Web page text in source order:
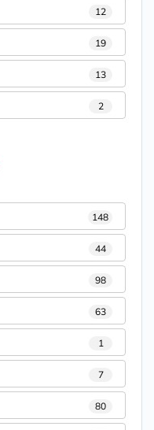
12
19
13
2
148
44
98
63
1
7
80